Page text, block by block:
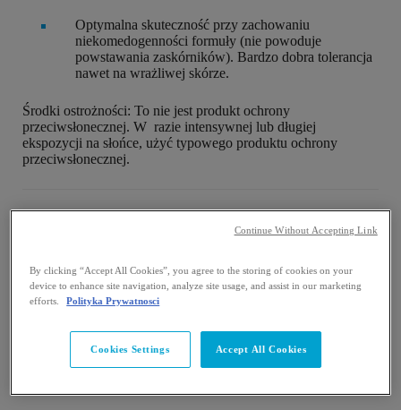
Optymalna skuteczność przy zachowaniu
niekomedogenności formuły (nie powoduje
powstawania zaskórników). Bardzo dobra tolerancja
nawet na wrażliwej skórze.
Środki ostrożności: To nie jest produkt ochrony
przeciwsłonecznej. W razie intensywnej lub długiej
ekspozycji na słońce, użyć typowego produktu ochrony
przeciwsłonecznej.
KLUCZOWE
BENEFITY
REDUKUJE PRZEBARWIENIA
By clicking “Accept All Cookies”, you agree to the storing of cookies on your
device to enhance site navigation, analyze site usage, and assist in our marketing
efforts.
Polityka Prywatnosci
Cookies Settings Accept All Cookies
Continue Without Accepting Link